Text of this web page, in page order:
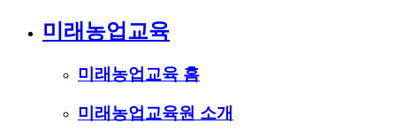
미래농업교육
미래농업교육 홈
미래농업교육원 소개